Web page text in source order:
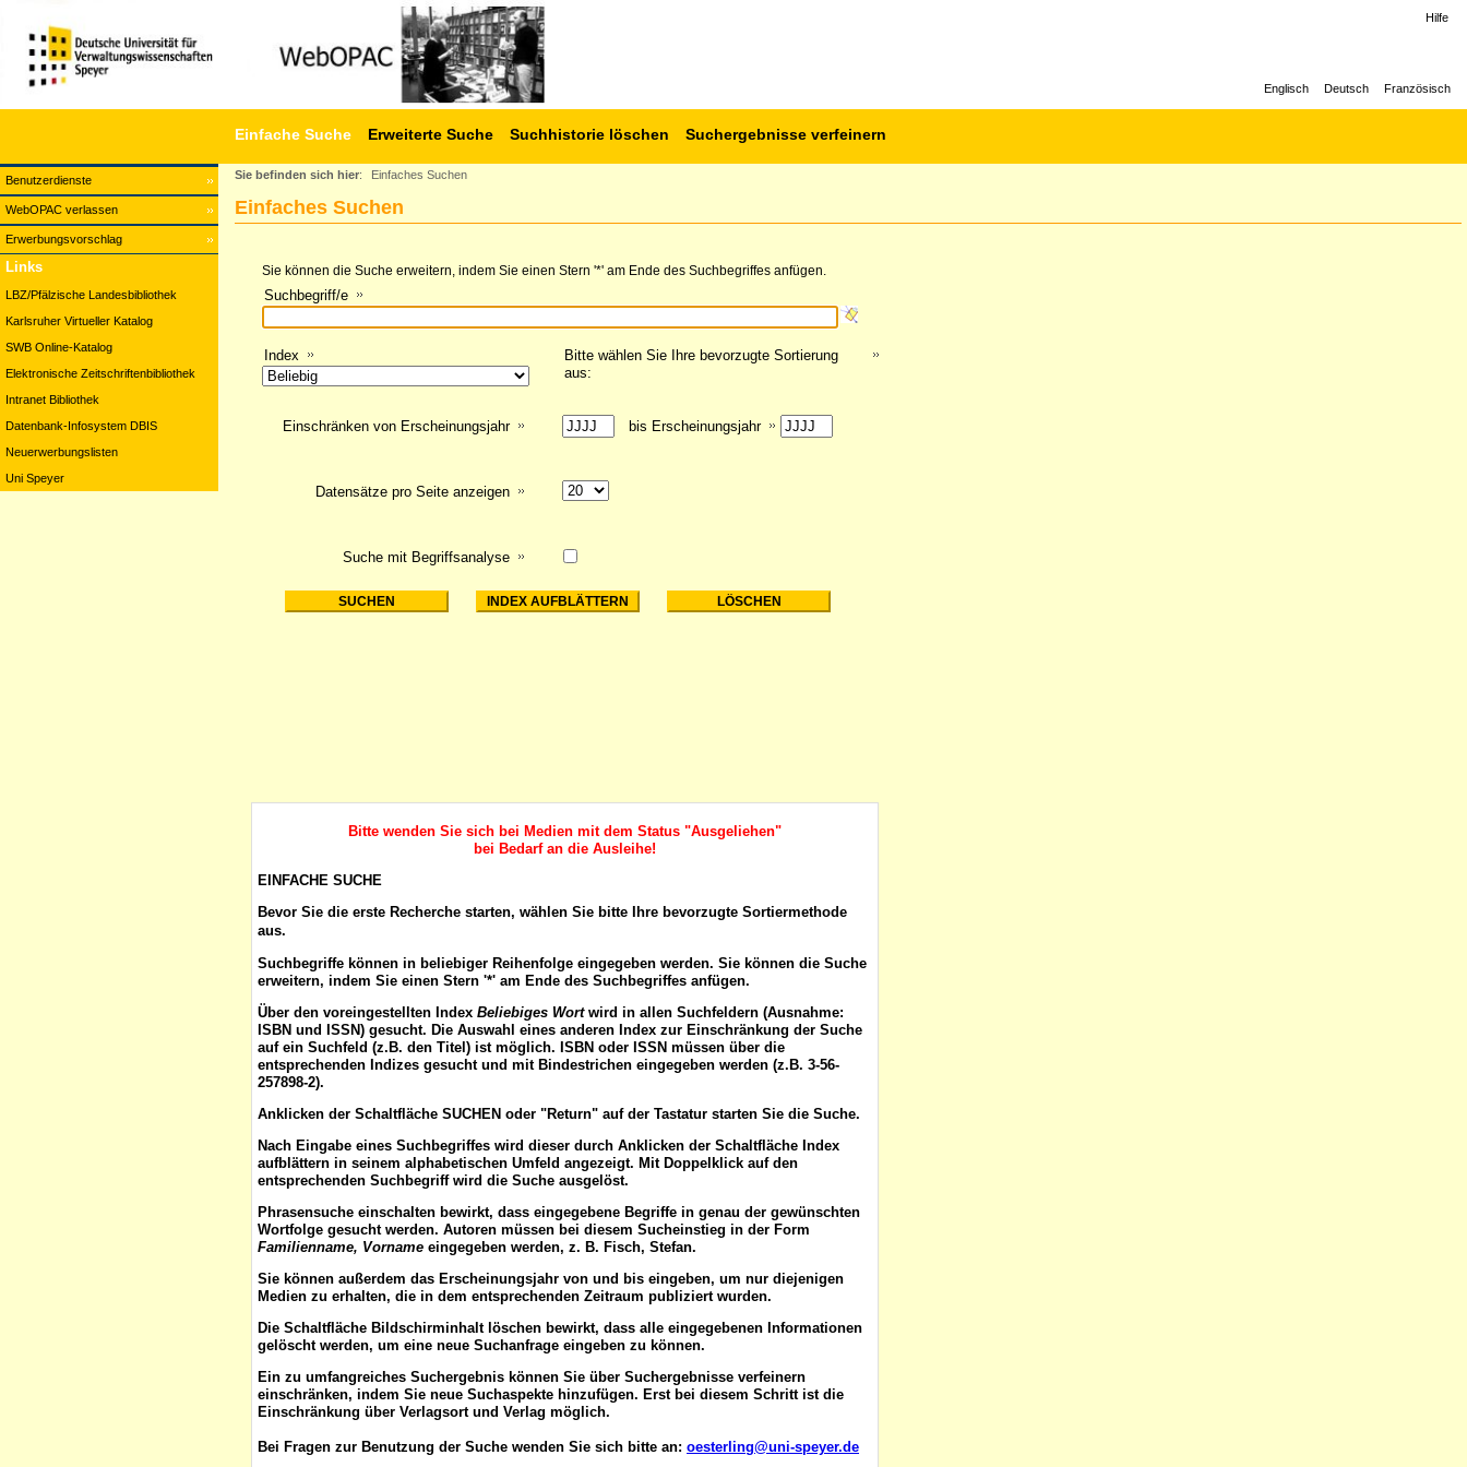
Benutzerdienste
WebOPAC verlassen
Erwerbungsvorschlag
Einfache Suche Erweiterte Suche Suchhistorie löschen Suchergebnisse verfeinern
Hilfe
Englisch Deutsch Französisch
Links
LBZ/Pfälzische Landesbibliothek
Karlsruher Virtueller Katalog
SWB Online-Katalog
Elektronische Zeitschriftenbibliothek
Intranet Bibliothek
Datenbank-Infosystem DBIS
Neuerwerbungslisten
Uni Speyer
Sie befinden sich hier: Einfaches Suchen
Einfaches Suchen
Sie können die Suche erweitern, indem Sie einen Stern '*' am Ende des Suchbegriffes anfügen.
Suchbegriff/e
Index
Bitte wählen Sie Ihre bevorzugte Sortierung
aus:
Suche mit Begriffsanalyse
Einschränken von Erscheinungsjahr bis Erscheinungsjahr
Datensätze pro Seite anzeigen
Bitte wenden Sie sich bei Medien mit dem Status "Ausgeliehen"
bei Bedarf an die Ausleihe!
EINFACHE SUCHE
Bevor Sie die erste Recherche starten, wählen Sie bitte Ihre bevorzugte Sortiermethode
aus.
Suchbegriffe können in beliebiger Reihenfolge eingegeben werden. Sie können die Suche
erweitern, indem Sie einen Stern '*' am Ende des Suchbegriffes anfügen.
Über den voreingestellten Index Beliebiges Wort wird in allen Suchfeldern (Ausnahme:
ISBN und ISSN) gesucht. Die Auswahl eines anderen Index zur Einschränkung der Suche
auf ein Suchfeld (z.B. den Titel) ist möglich. ISBN oder ISSN müssen über die
entsprechenden Indizes gesucht und mit Bindestrichen eingegeben werden (z.B. 3-56-
257898-2).
Anklicken der Schaltfläche SUCHEN oder "Return" auf der Tastatur starten Sie die Suche.
Nach Eingabe eines Suchbegriffes wird dieser durch Anklicken der Schaltfläche Index
aufblättern in seinem alphabetischen Umfeld angezeigt. Mit Doppelklick auf den
entsprechenden Suchbegriff wird die Suche ausgelöst.
Phrasensuche einschalten bewirkt, dass eingegebene Begriffe in genau der gewünschten
Wortfolge gesucht werden. Autoren müssen bei diesem Sucheinstieg in der Form
Familienname, Vorname eingegeben werden, z. B. Fisch, Stefan.
Sie können außerdem das Erscheinungsjahr von und bis eingeben, um nur diejenigen
Medien zu erhalten, die in dem entsprechenden Zeitraum publiziert wurden.
Die Schaltfläche Bildschirminhalt löschen bewirkt, dass alle eingegebenen Informationen
gelöscht werden, um eine neue Suchanfrage eingeben zu können.
Ein zu umfangreiches Suchergebnis können Sie über Suchergebnisse verfeinern
einschränken, indem Sie neue Suchaspekte hinzufügen. Erst bei diesem Schritt ist die
Einschränkung über Verlagsort und Verlag möglich.
Bei Fragen zur Benutzung der Suche wenden Sie sich bitte an: oesterling@uni-speyer.de